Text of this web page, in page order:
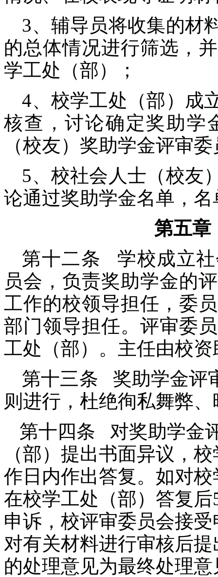
3、辅导员将收集的材
的总体情况进行筛选，
学工处（部）；
4、校学工处（部）成
核查，讨论确定奖助学
（校友）奖助学金评审
5、校社会人士（校友
论通过奖助学金名单，
第五
第十二条 学校成立社
员会，负责奖助学金的
工作的校领导担任，委
部门领导担任。评审委
工处（部）。主任由校
第十三条 奖助学金评
则进行，杜绝徇私舞弊
第十四条 对奖助学金
（部）提出书面异议，
作日内作出答复。如对
在校学工处（部）答复后
申诉，校评审委员会接受
对有关材料进行审核后
的处理意见为最终处理意